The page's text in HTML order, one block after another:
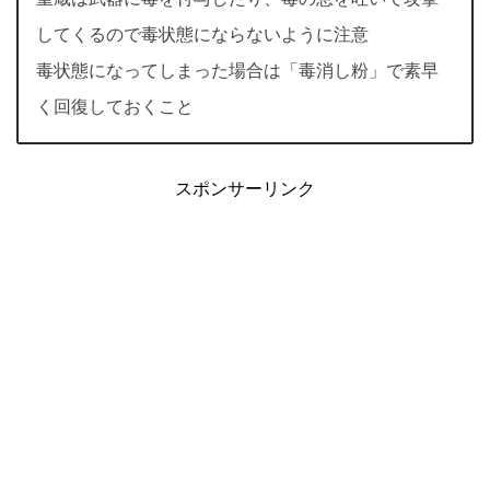
してくるので毒状態にならないように注意
毒状態になってしまった場合は「毒消し粉」で素早
く回復しておくこと
スポンサーリンク